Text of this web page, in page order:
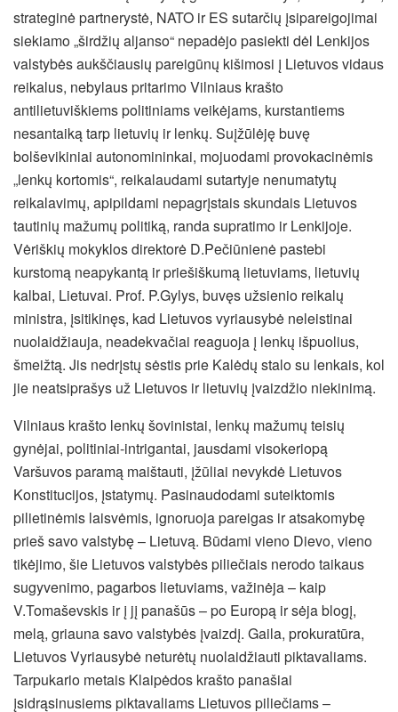
strateginė partnerystė, NATO ir ES sutarčių įsipareigojimai
siekiamo „širdžių aljanso“ nepadėjo pasiekti dėl Lenkijos
valstybės aukščiausių pareigūnų kišimosi į Lietuvos vidaus
reikalus, nebylaus pritarimo Vilniaus krašto
antilietuviškiems politiniams veikėjams, kurstantiems
nesantaiką tarp lietuvių ir lenkų. Suįžūlėję buvę
bolševikiniai autonomininkai, mojuodami provokacinėmis
„lenkų kortomis“, reikalaudami sutartyje nenumatytų
reikalavimų, apipildami nepagrįstais skundais Lietuvos
tautinių mažumų politiką, randa supratimo ir Lenkijoje.
Vėriškių mokyklos direktorė D.Pečiūnienė pastebi
kurstomą neapykantą ir priešiškumą lietuviams, lietuvių
kalbai, Lietuvai. Prof. P.Gylys, buvęs užsienio reikalų
ministra, įsitikinęs, kad Lietuvos vyriausybė neleistinai
nuolaidžiauja, neadekvačiai reaguoja į lenkų išpuolius,
šmeižtą. Jis nedrįstų sėstis prie Kalėdų stalo su lenkais, kol
jie neatsiprašys už Lietuvos ir lietuvių įvaizdžio niekinimą.
Vilniaus krašto lenkų šovinistai, lenkų mažumų teisių
gynėjai, politiniai-intrigantai, jausdami visokeriopą
Varšuvos paramą maištauti, įžūliai nevykdė Lietuvos
Konstitucijos, įstatymų. Pasinaudodami suteiktomis
pilietinėmis laisvėmis, ignoruoja pareigas ir atsakomybę
prieš savo valstybę – Lietuvą. Būdami vieno Dievo, vieno
tikėjimo, šie Lietuvos valstybės piliečiais nerodo taikaus
sugyvenimo, pagarbos lietuviams, važinėja – kaip
V.Tomaševskis ir į jį panašūs – po Europą ir sėja blogį,
melą, griauna savo valstybės įvaizdį. Gaila, prokuratūra,
Lietuvos Vyriausybė neturėtų nuolaidžiauti piktavaliams.
Tarpukario metais Klaipėdos krašto panašiai
įsidrąsinusiems piktavaliams Lietuvos piliečiams –